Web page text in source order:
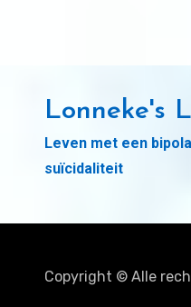
Lonneke's
Leven met een
suïcidaliteit
Copyright © Alle